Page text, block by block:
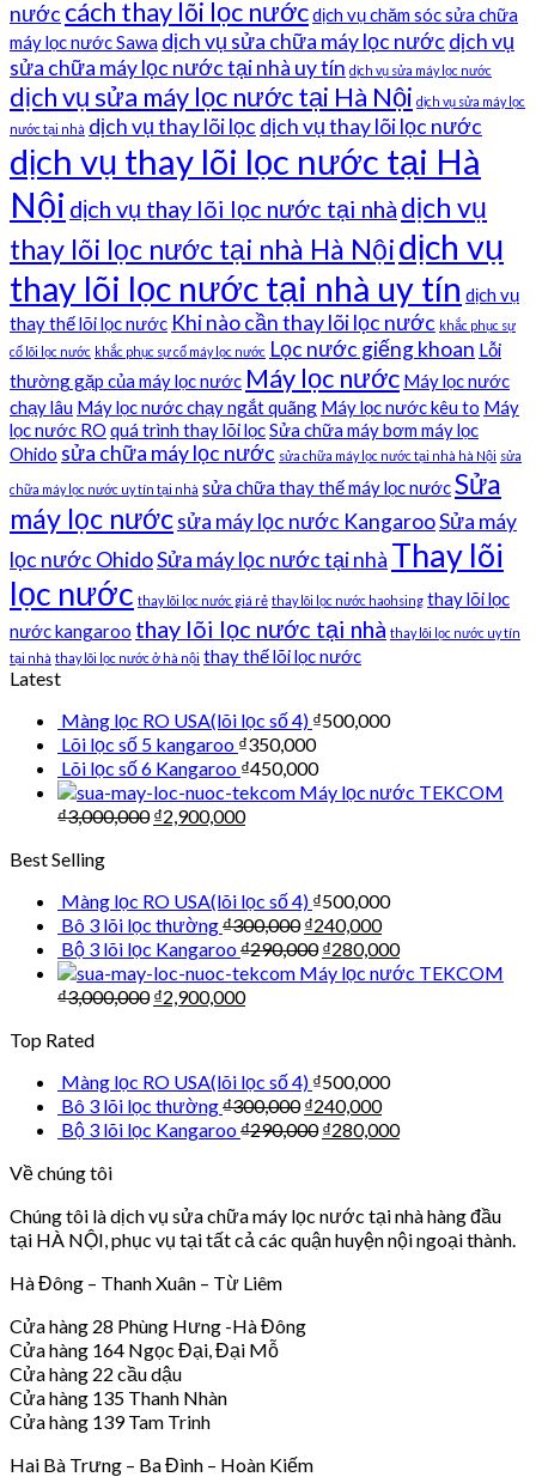
nước cách thay lõi lọc nướcdịch vụ chăm sóc sửa chữa
máy lọc nước Sawa dịch vụ sửa chữa máy lọc nước dịch vụ
sửa chữa máy lọc nước tại nhà uy tín dịch vụ sửa máy lọc nước
dịch vụ sửa máy lọc nước tại Hà Nội dịch vụ sửa máy lọc
nước tại nhà dịch vụ thay lõi lọc dịch vụ thay lõi lọc nước
dịch vụ thay lõi lọc nước tại Hà
Nội dịch vụ thay lõi lọc nước tại nhà dịch vụ
thay lõi lọc nước tại nhà Hà Nộidịch vụ
thay lõi lọc nước tại nhà uy tín dịch vụ
thay thế lõi lọc nước Khi nào cần thay lõi lọc nước khắc phục sự
cố lõi lọc nước khắc phục sự cố máy lọc nước Lọc nước giếng khoan Lỗi
thường gặp của máy lọc nước Máy lọc nước Máy lọc nước
chạy lâu Máy lọc nước chạy ngắt quãng Máy lọc nước kêu to Máy
lọc nước RO quá trình thay lõi lọcSửa chữa máy bơm máy lọc
Ohido sửa chữa máy lọc nước sửa chữa máy lọc nước tại nhà hà Nội sửa
chữa máy lọc nước uy tín tại nhà sửa chữa thay thế máy lọc nướcSửa
máy lọc nướcsửa máy lọc nước KangarooSửa máy
lọc nước OhidoSửa máy lọc nước tại nhà Thay lõi
lọc nước thay lõi lọc nước giá rẻ thay lõi lọc nước haohsing thay lõi lọc
nước kangaroo thay lõi lọc nước tại nhà thay lõi lọc nước uy tín
tại nhà thay lõi lọc nước ở hà nội thay thế lõi lọc nước
Latest
Màng lọc RO USA(lõi lọc số 4) ₫500,000
Lõi lọc số 5 kangaroo ₫350,000
Lõi lọc số 6 Kangaroo ₫450,000
Máy lọc nước TEKCOM
₫3,000,000 ₫2,900,000
Best Selling
Màng lọc RO USA(lõi lọc số 4) ₫500,000
Bô 3 lõi lọc thường₫300,000 ₫240,000
Bộ 3 lõi lọc Kangaroo₫290,000 ₫280,000
Máy lọc nước TEKCOM
₫3,000,000 ₫2,900,000
Top Rated
Màng lọc RO USA(lõi lọc số 4) ₫500,000
Bô 3 lõi lọc thường₫300,000 ₫240,000
Bộ 3 lõi lọc Kangaroo₫290,000 ₫280,000
Về chúng tôi
Chúng tôi là dịch vụ sửa chữa máy lọc nước tại nhà hàng đầu
tại HÀ NỘI, phục vụ tại tất cả các quận huyện nội ngoại thành.
Hà Đông – Thanh Xuân – Từ Liêm
Cửa hàng 28 Phùng Hưng -Hà Đông
Cửa hàng 164 Ngọc Đại, Đại Mỗ
Cửa hàng 22 cầu dậu
Cửa hàng 135 Thanh Nhàn
Cửa hàng 139 Tam Trinh
Hai Bà Trưng – Ba Đình – Hoàn Kiếm